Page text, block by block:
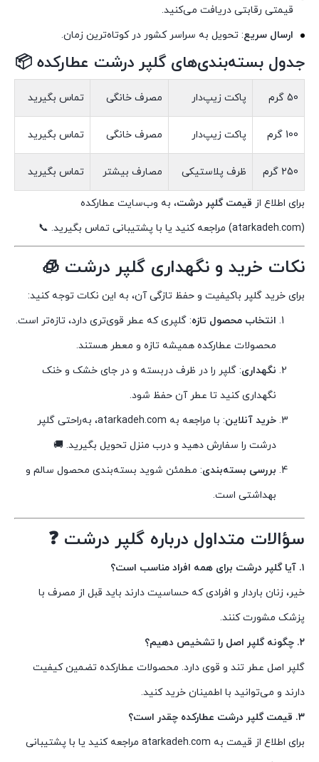
قیمتی رقابتی دریافت می‌کنید.
ارسال سریع: تحویل به سراسر کشور در کوتاه‌ترین زمان.
جدول بسته‌بندی‌های گلپر درشت عطارکده 📦
50 گرم پاکت زیپ‌دار مصرف خانگی تماس بگیرید
100 گرم پاکت زیپ‌دار مصرف خانگی تماس بگیرید
250 گرم ظرف پلاستیکی مصارف بیشتر تماس بگیرید
برای اطلاع از قیمت گلپر درشت، به وب‌سایت عطارکده
(atarkadeh.com) مراجعه کنید یا با پشتیبانی تماس بگیرید. 📞
نکات خرید و نگهداری گلپر درشت 🧊
برای خرید گلپر باکیفیت و حفظ تازگی آن، به این نکات توجه کنید:
انتخاب محصول تازه: گلپری که عطر قوی‌تری دارد، تازه‌تر است.
محصولات عطارکده همیشه تازه و معطر هستند.
نگهداری: گلپر را در ظرف دربسته و در جای خشک و خنک
نگهداری کنید تا عطر آن حفظ شود.
خرید آنلاین
: با مراجعه به atarkadeh.com، به‌راحتی گلپر
درشت را سفارش دهید و درب منزل تحویل بگیرید. 🚚
بررسی بسته‌بندی: مطمئن شوید بسته‌بندی محصول سالم و
بهداشتی است.
سؤالات متداول درباره گلپر درشت ❓
۱. آیا گلپر درشت برای همه افراد مناسب است؟
خیر، زنان باردار و افرادی که حساسیت دارند باید قبل از مصرف با
پزشک مشورت کنند.
۲. چگونه گلپر اصل را تشخیص دهیم؟
گلپر اصل عطر تند و قوی دارد. محصولات عطارکده تضمین کیفیت
دارند و می‌توانید با اطمینان خرید کنید.
۳. قیمت گلپر درشت عطارکده چقدر است؟
برای اطلاع از قیمت به atarkadeh.com مراجعه کنید یا با پشتیبانی